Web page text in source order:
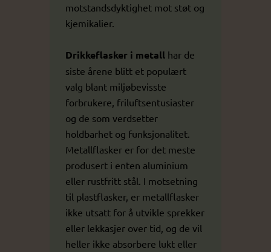
motstandsdyktighet mot støt og
kjemikalier.
Drikkeflasker i metall har de
siste årene blitt et populært
valg blant miljøbevisste
forbrukere, friluftsentusiaster
og de som verdsetter
holdbarhet og funksjonalitet.
Metallflasker er for det meste
produsert i enten aluminium
eller rustfritt stål. I motsetning
til plastflasker, er metallflasker
ikke utsatt for å utvikle sprekker
eller lekkasjer over tid, og de vil
heller ikke absorbere lukt eller